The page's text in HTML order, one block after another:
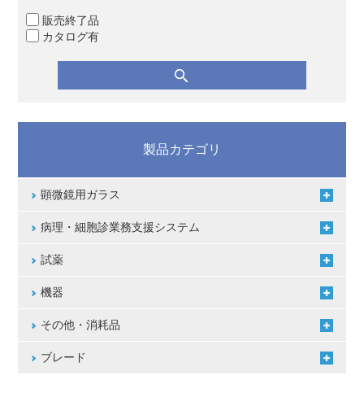
販売終了品
カタログ有
製品カテゴリ
顕微鏡用ガラス
病理・細胞診業務支援システム
試薬
機器
その他・消耗品
ブレード